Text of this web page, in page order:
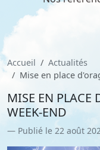
Accueil
Actualités
Mise en place
MISE EN PLACE
WEEK-END
Publié le 22 août